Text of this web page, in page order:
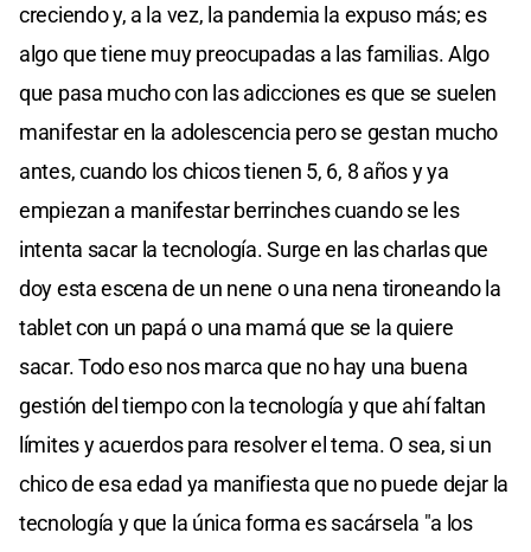
creciendo y, a la vez, la pandemia la expuso más; es
algo que tiene muy preocupadas a las familias. Algo
que pasa mucho con las adicciones es que se suelen
manifestar en la adolescencia pero se gestan mucho
antes, cuando los chicos tienen 5, 6, 8 años y ya
empiezan a manifestar berrinches cuando se les
intenta sacar la tecnología. Surge en las charlas que
doy esta escena de un nene o una nena tironeando la
tablet con un papá o una mamá que se la quiere
sacar. Todo eso nos marca que no hay una buena
gestión del tiempo con la tecnología y que ahí faltan
límites y acuerdos para resolver el tema. O sea, si un
chico de esa edad ya manifiesta que no puede dejar la
tecnología y que la única forma es sacársela "a los